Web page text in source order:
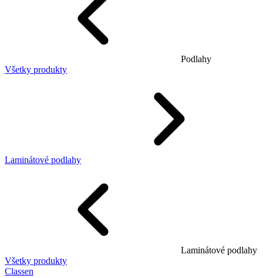
Podlahy
Všetky produkty
Laminátové podlahy
Laminátové podlahy
Všetky produkty
Classen